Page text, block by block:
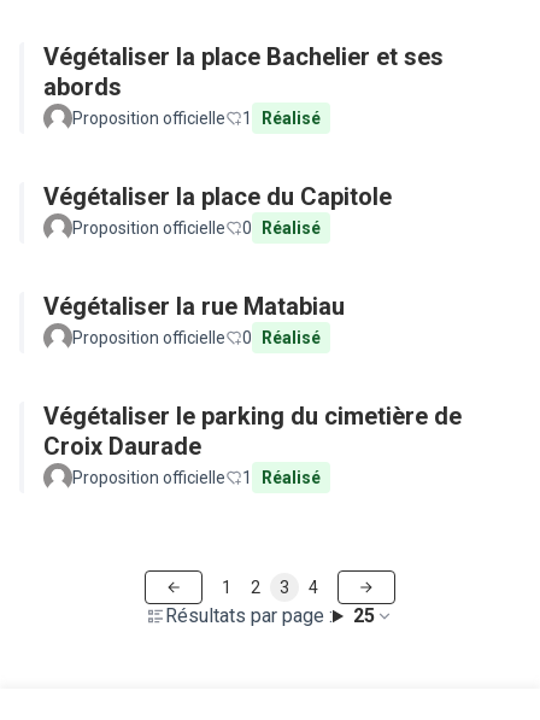
Végétaliser la place Bachelier et ses
abords
Proposition officielle 1 Réalisé
Végétaliser la place du Capitole
Proposition officielle 0 Réalisé
Végétaliser la rue Matabiau
Proposition officielle 0 Réalisé
Végétaliser le parking du cimetière de
Croix Daurade
Proposition officielle 1 Réalisé
Résultats par page : 25
1 2 3 4